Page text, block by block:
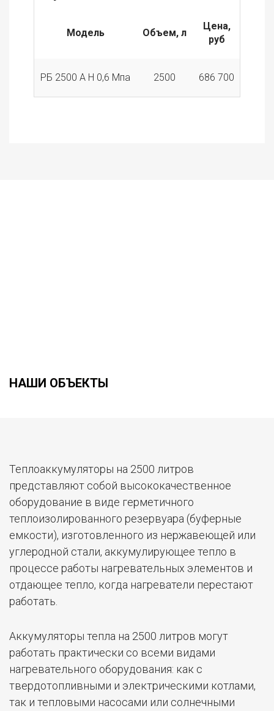
Модель Объем, л
Цена,
руб
РБ 2500 А Н 0,6 Мпа 2500 686 700
НАШИ ОБЪЕКТЫ
Теплоаккумуляторы на 2500 литров
представляют собой высококачественное
оборудование в виде герметичного
теплоизолированного резервуара (буферные
емкости), изготовленного из нержавеющей или
углеродной стали, аккумулирующее тепло в
процессе работы нагревательных элементов и
отдающее тепло, когда нагреватели перестают
работать.
Аккумуляторы тепла на 2500 литров могут
работать практически со всеми видами
нагревательного оборудования: как с
твердотопливными и электрическими котлами,
так и тепловыми насосами или солнечными